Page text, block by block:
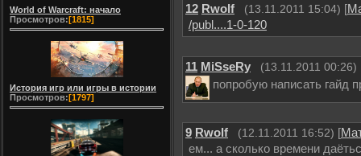
World of Warcraft: начало
Просмотров:[1815]
История игр или игры в истории
Просмотров:[1797]
12 Rwolf (13.11.2011 15:04) [
/publ....1-0-120
11 MiSseRy (13.11.2011 00:26)
попробую написать гайд
9 Rwolf (12.11.2011 16:52) [
ем... а сколько времени